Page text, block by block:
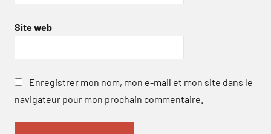
Site web
Enregistrer mon nom, mon e-mail et mon site dans le
navigateur pour mon prochain commentaire.